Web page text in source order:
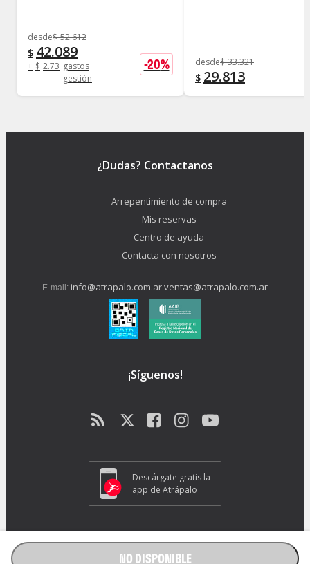
NO DISPONIBLE
desde$ 52.612
$ 42.089
+ $ 2.735 gastos
gestión
-20% desde$ 33.321
$ 29.813
¿Dudas? Contactanos
Arrepentimiento de compra
Mis reservas
Centro de ayuda
Contacta con nosotros
E-mail: info@atrapalo.com.arventas@atrapalo.com.ar
¡Síguenos!
Descárgate gratis la
app de Atrápalo